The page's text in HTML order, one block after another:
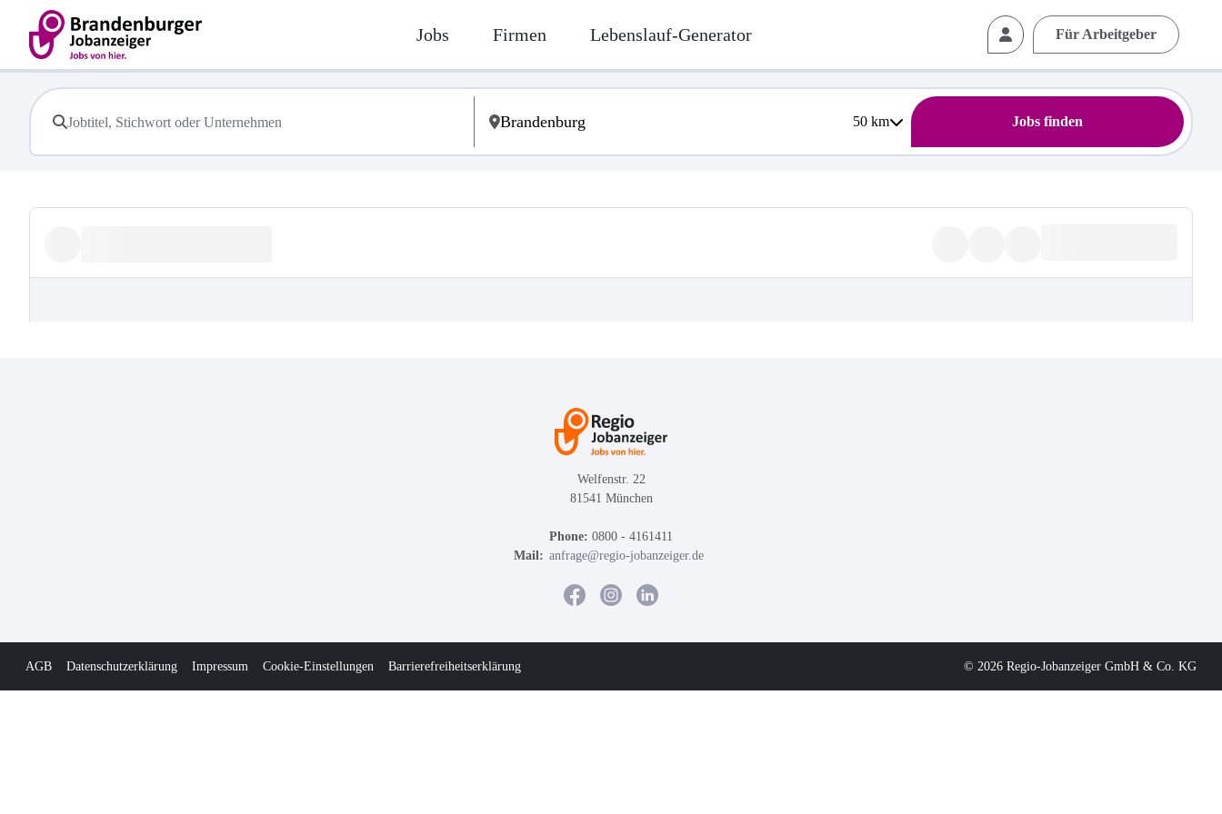
Jobs Firmen Lebenslauf-Generator Für Arbeitgeber
50km Jobs finden
Welfenstr. 22
81541 München
Phone: 0800 - 4161411
Mail: anfrage@regio-jobanzeiger.de
AGB Datenschutzerklärung Impressum Cookie-Einstellungen Barrierefreiheitserklärung © 2026 Regio-Jobanzeiger GmbH & Co. KG